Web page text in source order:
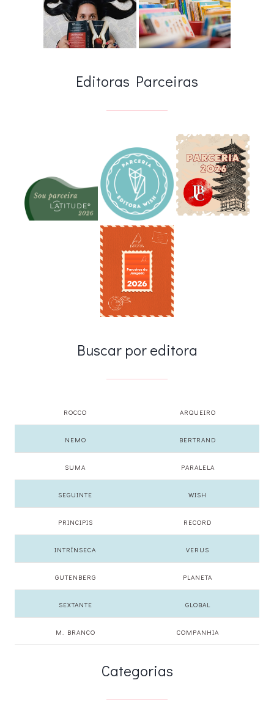
Editoras Parceiras
Buscar por editora
ROCCO ARQUEIRO
NEMO BERTRAND
SUMA PARALELA
SEGUINTE WISH
PRINCIPIS RECORD
INTRÍNSECA VERUS
GUTENBERG PLANETA
SEXTANTE GLOBAL
M. BRANCO COMPANHIA
Categorias